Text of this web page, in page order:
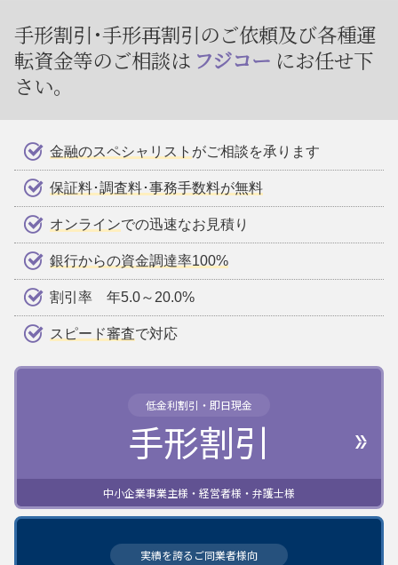
手形割引･手形再割引のご依頼及び各種運
転資金等のご相談は フジコー にお任せ下
さい。
金融のスペシャリスト がご相談を承ります
保証料･調査料･事務手数料が無料
オンラインでの迅速なお見積り
銀行からの資金調達率100%
割引率 年5.0～20.0%
スピード審査で対応
低金利割引・即日現金
手形割引
中小企業事業主様・経営者様・弁護士様
実績を誇るご同業者様向